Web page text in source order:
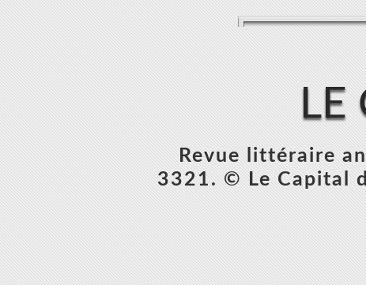
LE
Revue littéraire
3321. © Le Capital